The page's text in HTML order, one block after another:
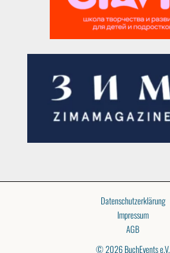
Datenschutzerklärung
Impressum
AGB
© 2026 BuchEvents e.V.